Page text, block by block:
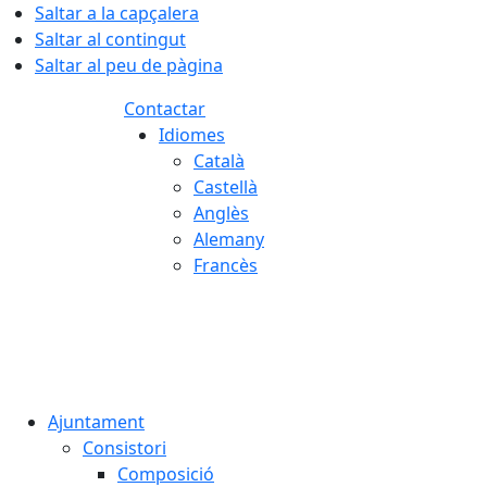
Saltar a la capçalera
Saltar al contingut
Saltar al peu de pàgina
Contactar
Idiomes
Català
Castellà
Anglès
Alemany
Francès
Ajuntament
Consistori
Composició